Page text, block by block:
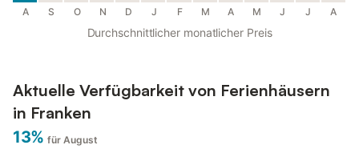
A S O N D J F M A M J J A
Durchschnittlicher monatlicher Preis
Aktuelle Verfügbarkeit von Ferienhäusern
in Franken
13% für August